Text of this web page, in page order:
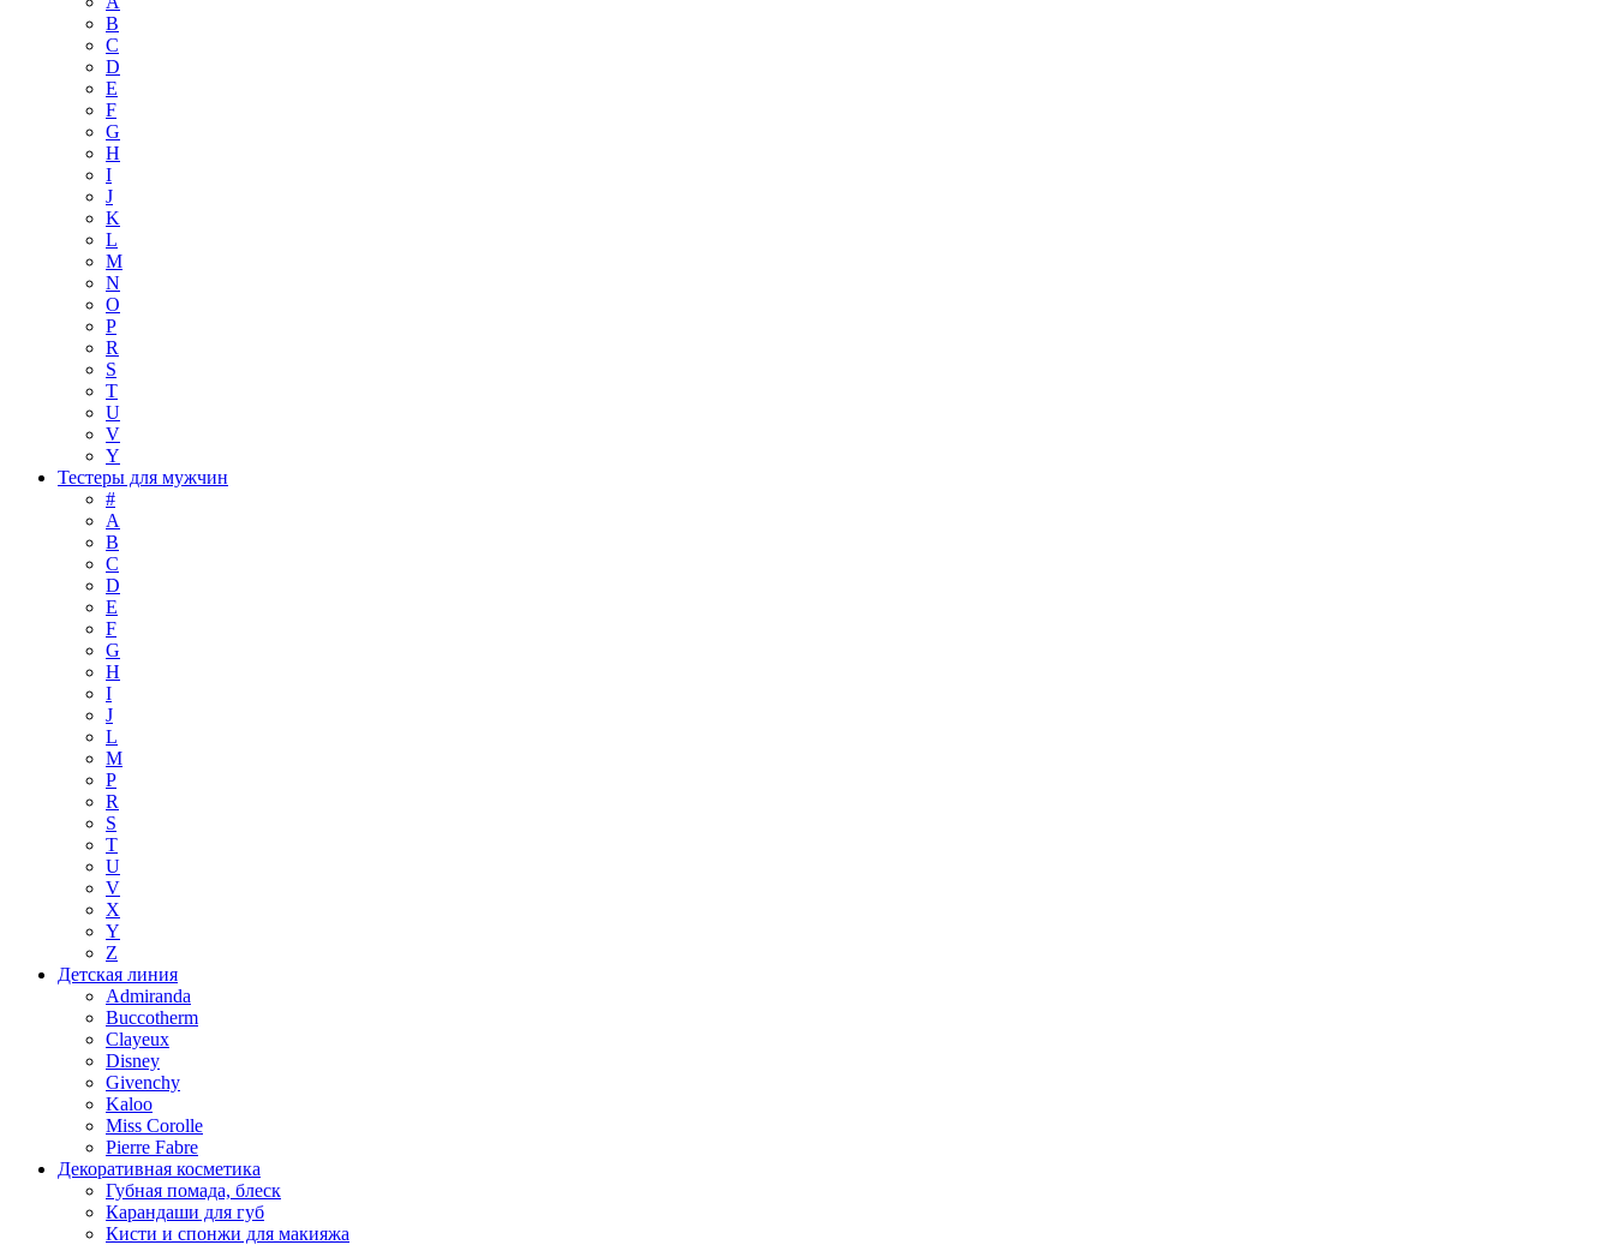
B
C
D
E
F
G
H
I
J
K
L
M
N
O
P
R
S
T
U
V
Y
Тестеры для мужчин
#
A
B
C
D
E
F
G
H
I
J
L
M
P
R
S
T
U
V
X
Y
Z
Детская линия
Admiranda
Buccotherm
Clayeux
Disney
Givenchy
Kaloo
Miss Corolle
Pierre Fabre
Декоративная косметика
Губная помада, блеск
Карандаши для губ
Кисти и спонжи для макияжа